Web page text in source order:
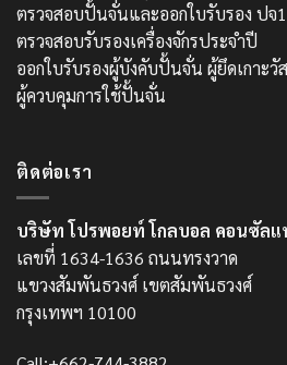
ตรวจสอบปั้นจั่นและออกใบรับรอง ปจ
ตรวจสอบรับรองเครื่องจักรประจำปี
ออกใบรับรองผู้บังคับปั้นจั่น ผู้ยึดเกาะวั
ผู้ควบคุมการใช้ปั้นจั่น
ติดต่อเรา
บริษัท โปรพอยท์ โกลบอล คอนซัลแ
เลขที่ 1634-1636 ถนนทรงวาด
แขวงสัมพันธวงศ์ เขตสัมพันธวงศ์
กรุงเทพฯ 10100